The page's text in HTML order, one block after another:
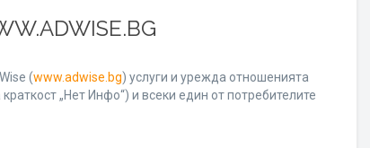
(www.adwise.bg) услуги и урежда отношенията
„Нет Инфо“) и всеки един от потребителите